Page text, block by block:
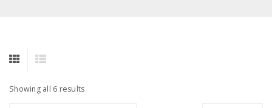
Showing all 6 results